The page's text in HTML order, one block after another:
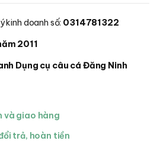
kinh doanh số: 0314781322
2011
Dụng cụ câu cá Đăng Ninh
và giao hàng
trả, hoàn tiền